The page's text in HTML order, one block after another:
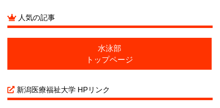
人気の記事
水泳部
トップページ
新潟医療福祉大学 HPリンク